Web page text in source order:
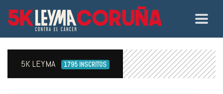
5K LEYMA 1795 INSCRITOS